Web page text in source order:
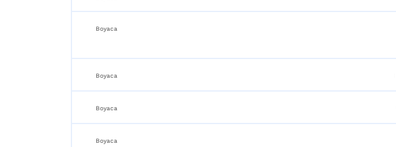
Boyaca
Boyaca
Boyaca
Boyaca